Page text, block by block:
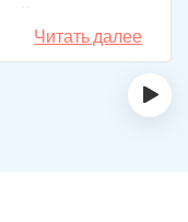
Когда осознал,
менять. Нашел
приехал и
Читать далее
›